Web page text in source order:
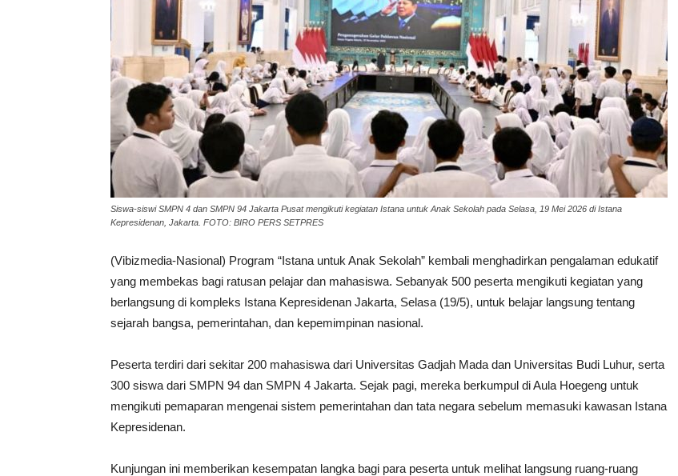
Siswa-siswi SMPN 4 dan SMPN 94 Jakarta Pusat mengikuti kegiatan Istana untuk Anak Sekolah pada Selasa, 19 Mei 2026 di Istana
Kepresidenan, Jakarta. FOTO: BIRO PERS SETPRES
(Vibizmedia-Nasional) Program “Istana untuk Anak Sekolah” kembali menghadirkan pengalaman edukatif
yang membekas bagi ratusan pelajar dan mahasiswa. Sebanyak 500 peserta mengikuti kegiatan yang
berlangsung di kompleks Istana Kepresidenan Jakarta, Selasa (19/5), untuk belajar langsung tentang
sejarah bangsa, pemerintahan, dan kepemimpinan nasional.
Peserta terdiri dari sekitar 200 mahasiswa dari Universitas Gadjah Mada dan Universitas Budi Luhur, serta
300 siswa dari SMPN 94 dan SMPN 4 Jakarta. Sejak pagi, mereka berkumpul di Aula Hoegeng untuk
mengikuti pemaparan mengenai sistem pemerintahan dan tata negara sebelum memasuki kawasan Istana
Kepresidenan.
Kunjungan ini memberikan kesempatan langka bagi para peserta untuk melihat langsung ruang-ruang